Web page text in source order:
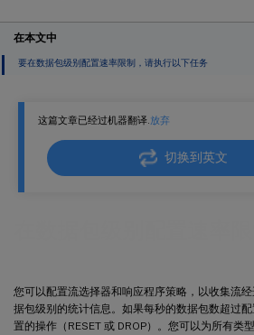
这篇文章已经过机器翻译.放弃
切换到英文
您可以配置流选择器和响应程序策略，以收集流
据包级别的统计信息。如果每秒的数据包数超过
置的操作（RESET 或 DROP）。您可以为所有类
在本文中
要在数据包级别配置速率限制，请执行以下任务